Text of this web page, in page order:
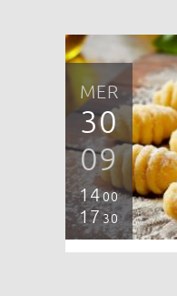
MER
30
09
1400
17 30